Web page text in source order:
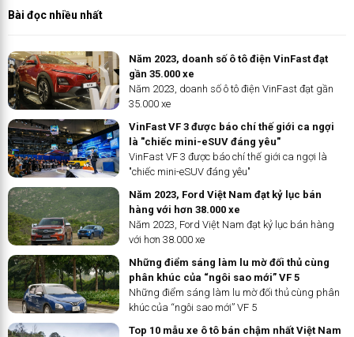
Bài đọc nhiều nhất
Năm 2023, doanh số ô tô điện VinFast đạt
gần 35.000 xe
Năm 2023, doanh số ô tô điện VinFast đạt gần
35.000 xe
VinFast VF 3 được báo chí thế giới ca ngợi
là "chiếc mini-eSUV đáng yêu"
VinFast VF 3 được báo chí thế giới ca ngợi là
"chiếc mini-eSUV đáng yêu"
Năm 2023, Ford Việt Nam đạt kỷ lục bán
hàng với hơn 38.000 xe
Năm 2023, Ford Việt Nam đạt kỷ lục bán hàng
với hơn 38.000 xe
Những điểm sáng làm lu mờ đối thủ cùng
phân khúc của “ngôi sao mới” VF 5
Những điểm sáng làm lu mờ đối thủ cùng phân
khúc của “ngôi sao mới” VF 5
Top 10 mẫu xe ô tô bán chậm nhất Việt Nam